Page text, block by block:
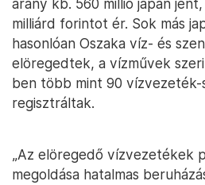
arany kb. 560 millió japán jent,
milliárd forintot ér. Sok más
hasonlóan Oszaka víz- és
elöregedtek, a vízművek
ben több mint 90 vízvezeték-
regisztráltak.
„Az elöregedő vízvezetékek
megoldása hatalmas